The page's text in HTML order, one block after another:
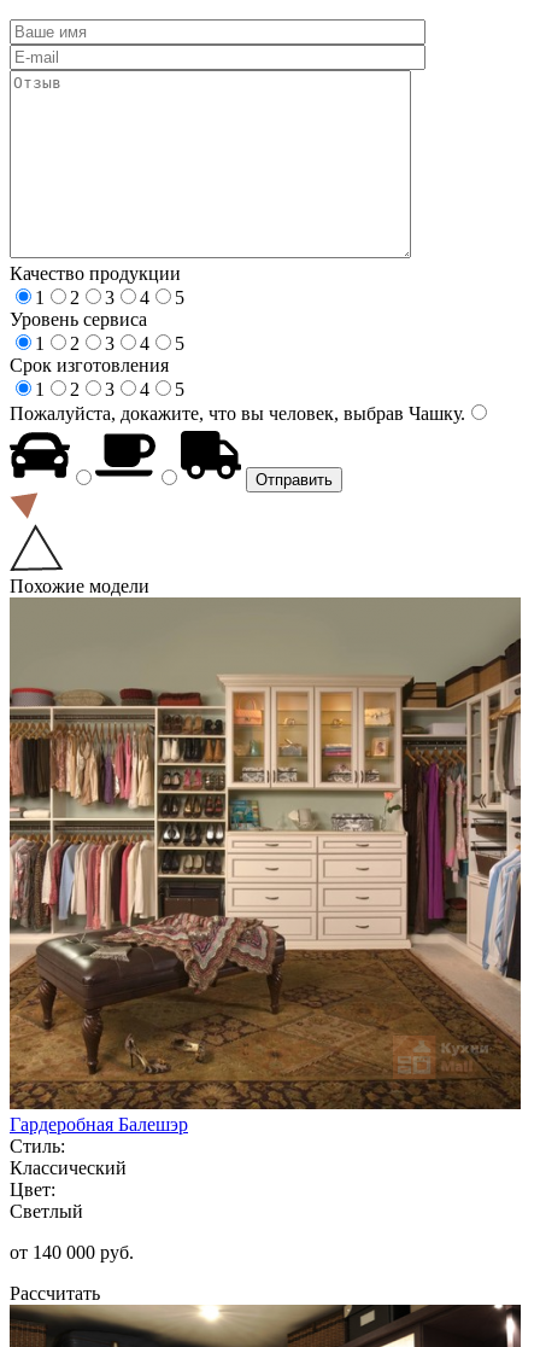
Качество продукции
1
2 3 4
5
Уровень сервиса
1
2 3 4
5
Срок изготовления
1
2 3 4
5
Пожалуйста, докажите, что вы человек, выбрав Чашку.
Похожие модели
Гардеробная Балешэр
Стиль:
Классический
Цвет:
Светлый
от 140 000 руб.
Рассчитать